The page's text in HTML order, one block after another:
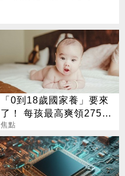
「0到18歲國家養」要來
了！ 每孩最高爽領275萬
0至6歲月領1萬元
焦點